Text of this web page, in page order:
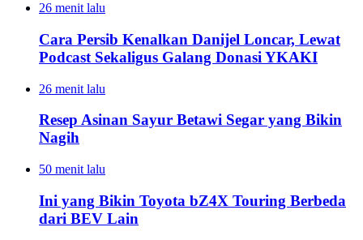
26 menit lalu
Cara Persib Kenalkan Danijel Loncar, Lewat
Podcast Sekaligus Galang Donasi YKAKI
26 menit lalu
Resep Asinan Sayur Betawi Segar yang Bikin
Nagih
50 menit lalu
Ini yang Bikin Toyota bZ4X Touring Berbeda
dari BEV Lain